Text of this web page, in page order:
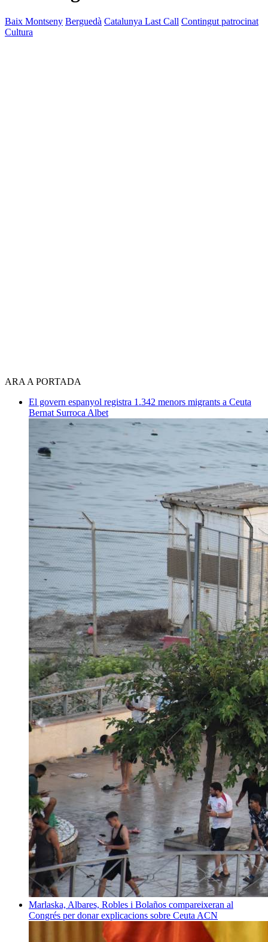
Baix Montseny Berguedà Catalunya Last Call Contingut patrocinat
Cultura
ARA A PORTADA
El govern espanyol registra 1.342 menors migrants a Ceuta
Bernat Surroca Albet
Marlaska, Albares, Robles i Bolaños compareixeran al
Congrés per donar explicacions sobre Ceuta ACN